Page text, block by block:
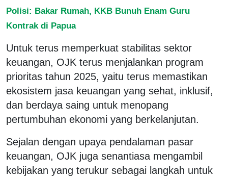
Polisi: Bakar Rumah, KKB Bunuh Enam Guru
Kontrak di Papua
Untuk terus memperkuat stabilitas sektor
keuangan, OJK terus menjalankan program
prioritas tahun 2025, yaitu terus memastikan
ekosistem jasa keuangan yang sehat, inklusif,
dan berdaya saing untuk menopang
pertumbuhan ekonomi yang berkelanjutan.
Sejalan dengan upaya pendalaman pasar
keuangan, OJK juga senantiasa mengambil
kebijakan yang terukur sebagai langkah untuk